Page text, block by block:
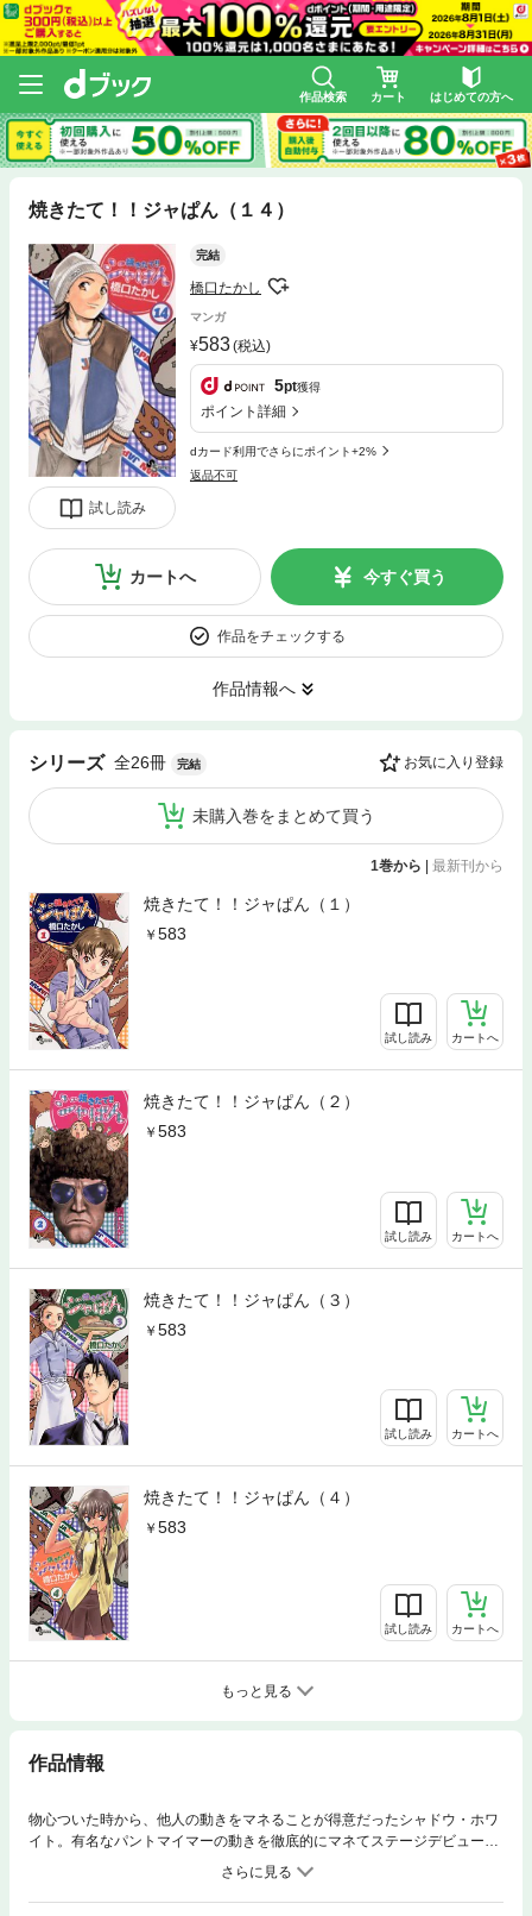
作品検索 カート はじめての方へ
焼きたて！！ジャぱん（１４）
試し読み
完結
橋口たかし
マンガ
583(税込)
5pt獲得
ポイント詳細
dカード利用でさらにポイント+2%
返品不可
カートへ 今すぐ買う
作品をチェックする
作品情報へ
シリーズ 全26冊 完結 お気に入り登録
未購入巻をまとめて買う
1巻から 最新刊から
焼きたて！！ジャぱん（１）
583
試し読み カートへ
焼きたて！！ジャぱん（２）
583
試し読み カートへ
焼きたて！！ジャぱん（３）
583
試し読み カートへ
焼きたて！！ジャぱん（４）
583
試し読み カートへ
もっと見る
作品情報
物心ついた時から、他人の動きをマネることが得意だったシャドウ・ホワ
イト。有名なパントマイマーの動きを徹底的にマネてステージデビューし
たものの、結局スターにはなれず、後に残ったのは見たもの全てを反射的
にマネしてしまう悪いクセだけ。そんな彼に霧崎が近付き、自分のゴぱん
を100％コピーすれば「世界一」のパン職人になれると誘うが…